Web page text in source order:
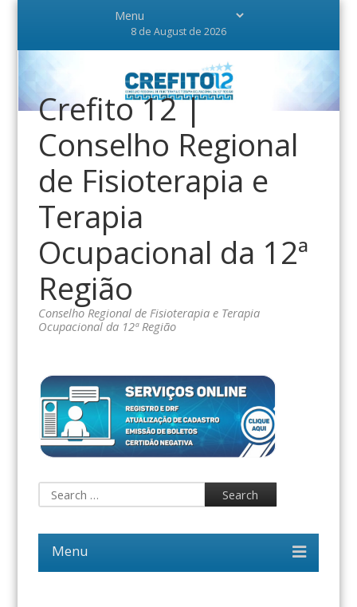
8 de August de 2026
Crefito 12 |
Conselho Regional
de Fisioterapia e
Terapia
Ocupacional da 12ª
Região
Conselho Regional de Fisioterapia e Terapia
Ocupacional da 12ª Região